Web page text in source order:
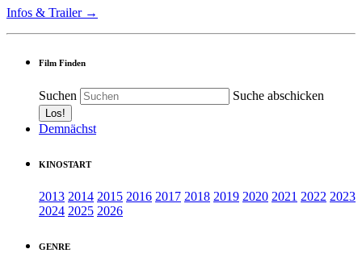
Infos & Trailer →
Film Finden
Suchen Suche abschicken
Demnächst
KINOSTART
2013 2014 2015 2016 2017 2018 2019 2020 2021 2022 2023
2024 2025 2026
GENRE